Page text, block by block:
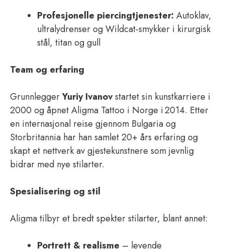
Profesjonelle piercingtjenester: Autoklav,
ultralydrenser og Wildcat‑smykker i kirurgisk
stål, titan og gull
Team og erfaring
GrunnleggerYuriy Ivanovstartet sin kunstkarriere i
2000 og åpnet Aligma Tattoo i Norge i 2014. Etter
en internasjonal reise gjennom Bulgaria og
Storbritannia har han samlet 20+ års erfaring og
skapt et nettverk av gjestekunstnere som jevnlig
bidrar med nye stilarter.
Spesialisering og stil
Aligma tilbyr et bredt spekter stilarter, blant annet:
Portrett & realisme – levende